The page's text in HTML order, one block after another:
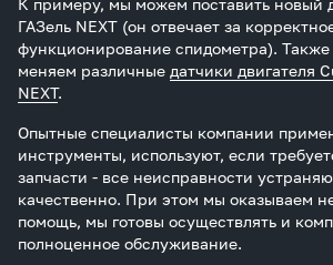
К примеру, мы можем поставить новый
ГАЗель NEXT (он отвечает за
функционирование спидометра).
меняем различные датчики двигателя
NEXT.
Опытные специалисты компании
инструменты, используют, если
запчасти - все неисправности
качественно. При этом мы оказываем
помощь, мы готовы осуществлять и
полноценное обслуживание.